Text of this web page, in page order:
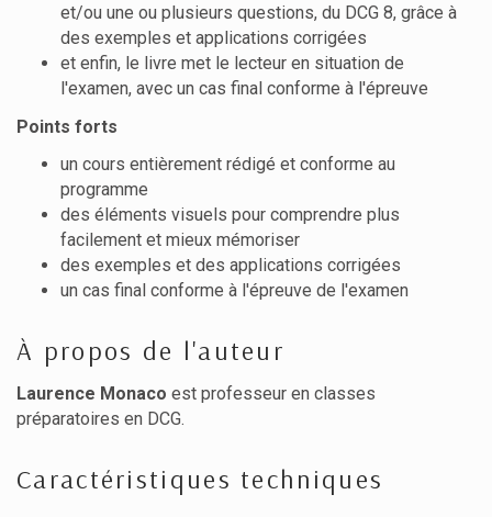
et/ou une ou plusieurs questions, du DCG 8, grâce à
des exemples et applications corrigées
et enfin, le livre met le lecteur en situation de
l'examen, avec un cas final conforme à l'épreuve
Points forts
un cours entièrement rédigé et conforme au
programme
des éléments visuels pour comprendre plus
facilement et mieux mémoriser
des exemples et des applications corrigées
un cas final conforme à l'épreuve de l'examen
À propos de l'auteur
Laurence Monaco est professeur en classes
préparatoires en DCG.
Caractéristiques techniques